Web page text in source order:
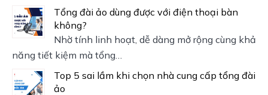
Tổng đài ảo dùng được với điện thoại bàn
không?
Nhờ tính linh hoạt, dễ dàng mở rộng cùng khả
năng tiết kiệm mà tổng…
Top 5 sai lầm khi chọn nhà cung cấp tổng đài
ảo